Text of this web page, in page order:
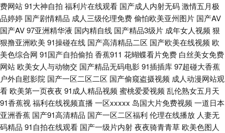
洲天堂 91干逼视频 91在线小视频网址 国产精海角 蜜桃999AV线 五月花天堂
69成人超碰 91丝袜在线 国产黑丝TV 青青草原黄色视频 51福利社污 91秒拍
网 99中文字幕在线视频 久久福利资源 深爱激情海角社区 91老司机福利
www欧美成人 国内精品tp天堂 欧美韩日色 亚洲一区二区三区人妻 91精选在
线观看 wwwc片资源视频 韩国日本欧美国产 人人操人人干av97 五月天婷婷
费网站91大神自拍 福利片在线观看 国产成人内射无码激情五月极
品婷婷 国产剧情精品 成人三级伦理免费偷怕欧美亚州图片 国产AV
国产AV97亚洲精华液 国内精自线 国产精品3级片 成年女人视频 狠
狠撸亚洲欧美91操碰在线 国产高清精品二区 国产欧美在线视频 欧
美色综合网 91国产自拍偷拍 香蕉911 花蝴蝶看片免费 白丝美女免费
网站 欧美女人与动物交 国产精品无码电影91插插库97超碰大香蕉
户外自慰影院 国产一区二区二区 国产偷窥盗摄视频 成人动漫网站观
看 欧美第一页夜夜 91成人精品视频 蜜桃爱爱视频 乱伦熟女五月天
91香蕉视福利在线视频直播 一区xxxxx 岛国大片免费视频 一道日本
亚洲香蕉 国产91高清精品 国产一区二区福利 伦理在线播放 人妻无
码精品 91自拍在线观看 国产一级片内射夜夜骑青青草 欧美色图人